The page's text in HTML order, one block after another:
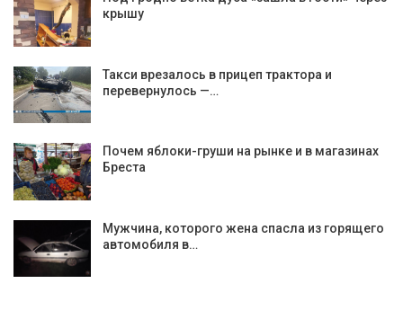
крышу
Такси врезалось в прицеп трактора и
перевернулось —…
Почем яблоки-груши на рынке и в магазинах
Бреста
Мужчина, которого жена спасла из горящего
автомобиля в…